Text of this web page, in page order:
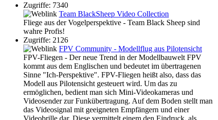
Zugriffe: 7340
Team BlackSheep Video Collection
Fliege aus der Vogelperspektive - Team Black Sheep sind
wahre Profis!
Zugriffe: 2126
FPV Community - Modellflug aus Pilotensicht
FPV-Fliegen - Der neue Trend in der Modellbauwelt FPV
kommt aus dem Englischen und bedeutet im übertragenen
Sinne "Ich-Perspektive". FPV-Fliegen heißt also, dass das
Modell aus Pilotensicht gesteuert wird. Um das zu
ermöglichen, bedient man sich Mini-Videokameras und
Videosender zur Funkübertragung. Auf dem Boden stellt man
das Videosignal mit geeigneten Empfängern und einer
Videobrille dar. Diese vermittelt einem den Eindruck, als